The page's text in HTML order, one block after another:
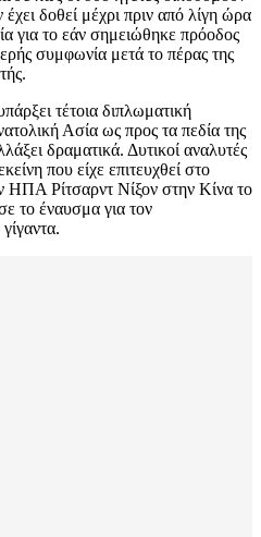
δοθεί μέχρι πριν από λίγη ώρα
για το εάν σημειώθηκε πρόοδος
συμφωνία μετά το πέρας της
τέτοια διπλωματική
Ασία ως προς τα πεδία της
δραματικά. Δυτικοί αναλυτές
που είχε επιτευχθεί στο
ΗΠΑ Ρίτσαρντ Νίξον στην Κίνα το
το έναυσμα για τον